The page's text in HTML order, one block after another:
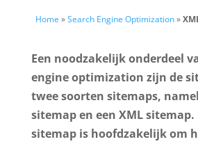
Home »Search Engine Optimization»
Een noodzakelijk onderdeel
engine optimization zijn de
twee soorten sitemaps,
sitemap en een XML sitemap.
sitemap is hoofdzakelijk om